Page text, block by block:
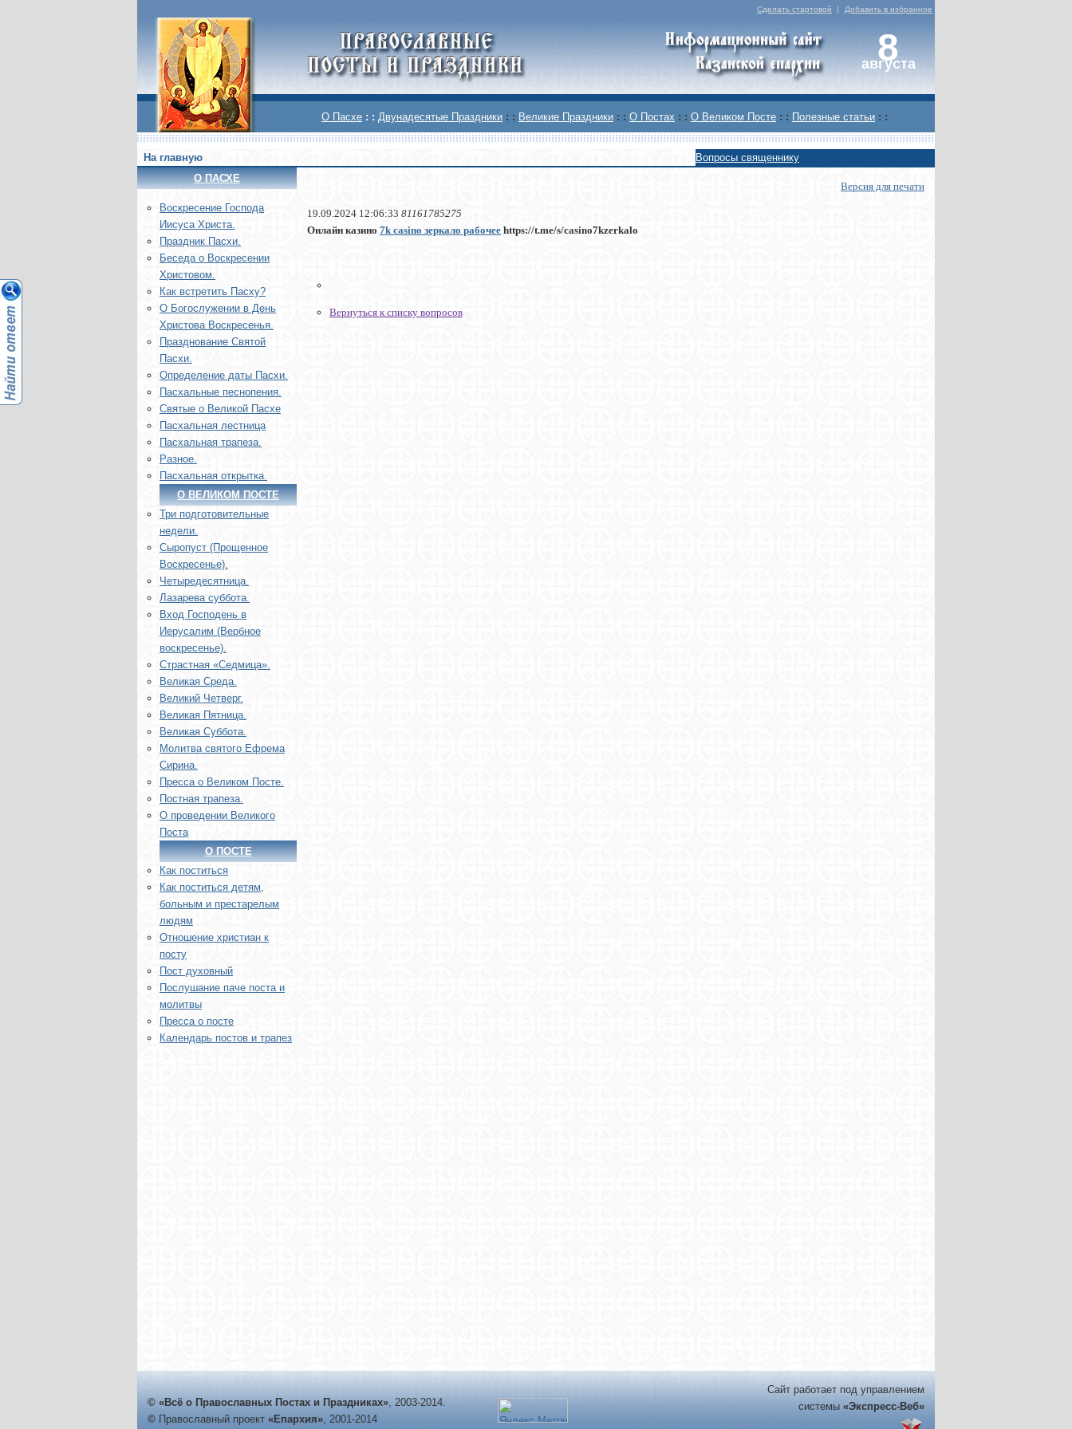
Сделать стартовой | Добавить в избранное
8
августа
О Пасхе : : Двунадесятые Праздники : : Великие Праздники : : О Постах : : О Великом Посте : : Полезные статьи : :
На главную
Вопросы священнику
О ПАСХЕ
Воскреcение Господа
Иисуса Христа.
Праздник Пасхи.
Беседа о Воскресении
Христовом.
Как встретить Пасху?
О Богослужении в День
Христова Воскресенья.
Празднование Святой
Пасхи.
Определение даты Пасхи.
Пасхальные песнопения.
Святые о Великой Пасхе
Пасхальная лестница
Пасхальная трапеза.
Разное.
Пасхальная открытка.
О ВЕЛИКОМ ПОСТЕ
Три подготовительные
недели.
Сыропуст (Прощенное
Воскресенье).
Четыредесятница.
Лазарева суббота.
Вход Господень в
Иерусалим (Вербное
воскресенье).
Страстная «Седмица».
Великая Среда.
Великий Четверг.
Великая Пятница.
Великая Суббота.
Молитва святого Ефрема
Сирина.
Пресса о Великом Посте.
Постная трапеза.
О проведении Великого
Поста
О ПОСТЕ
Как поститься
Как поститься детям,
больным и престарелым
людям
Отношение христиан к
посту
Пост духовный
Послушание паче поста и
молитвы
Пресса о посте
Календарь постов и трапез
Версия для печати
19.09.2024 12:06:33 81161785275
Онлайн казино 7k casino зеркало рабочее https://t.me/s/casino7kzerkalo
Вернуться к списку вопросов
© «Всё о Православных Постах и Праздниках», 2003-2014.
© Православный проект «Епархия», 2001-2014
Сайт работает под управлением
системы «Экспресс-Веб»